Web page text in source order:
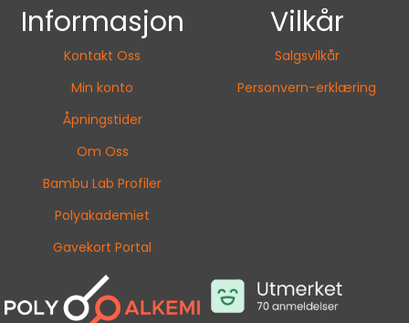
Informasjon
Kontakt Oss
Min konto
Åpningstider
Om Oss
Bambu Lab Profiler
Polyakademiet
Gavekort Portal
Vilkår
Salgsvilkår
Personvern-erklæring